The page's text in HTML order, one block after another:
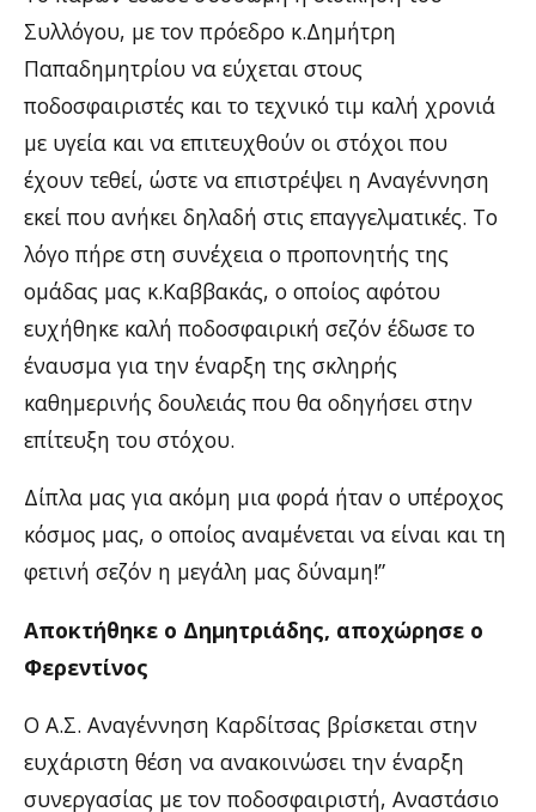
Συλλόγου, με τον πρόεδρο κ.Δημήτρη
Παπαδημητρίου να εύχεται στους
ποδοσφαιριστές και το τεχνικό τιμ καλή χρονιά
με υγεία και να επιτευχθούν οι στόχοι που
έχουν τεθεί, ώστε να επιστρέψει η Αναγέννηση
εκεί που ανήκει δηλαδή στις επαγγελματικές. Το
λόγο πήρε στη συνέχεια ο προπονητής της
ομάδας μας κ.Καββακάς, ο οποίος αφότου
ευχήθηκε καλή ποδοσφαιρική σεζόν έδωσε το
έναυσμα για την έναρξη της σκληρής
καθημερινής δουλειάς που θα οδηγήσει στην
επίτευξη του στόχου.
Δίπλα μας για ακόμη μια φορά ήταν ο υπέροχος
κόσμος μας, ο οποίος αναμένεται να είναι και τη
φετινή σεζόν η μεγάλη μας δύναμη!”
Αποκτήθηκε ο Δημητριάδης, αποχώρησε ο
Φερεντίνος
Ο Α.Σ. Αναγέννηση Καρδίτσας βρίσκεται στην
ευχάριστη θέση να ανακοινώσει την έναρξη
συνεργασίας με τον ποδοσφαιριστή, Αναστάσιο